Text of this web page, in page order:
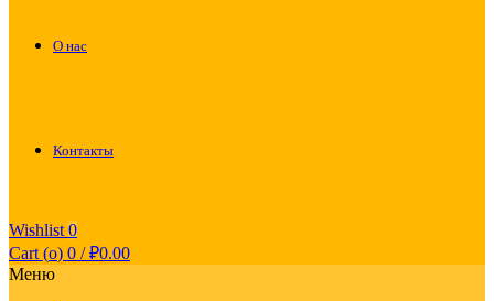
О нас
Контакты
Wishlist 0
Cart (o) 0 / ₽0.00
Меню